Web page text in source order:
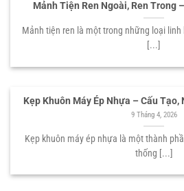
Mảnh Tiện Ren Ngoài, Ren Trong
Mảnh tiện ren là một trong những loại
[...]
Kẹp Khuôn Máy Ép Nhựa – Cấu Tạo,
9 Tháng 4, 2026
Kẹp khuôn máy ép nhựa là một thành
thống [...]